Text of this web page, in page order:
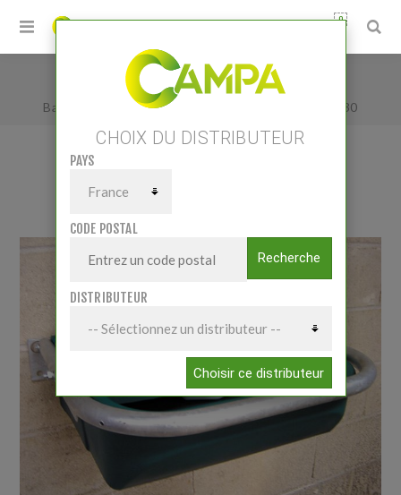
0
Accueil Matériels / Elevage
Bacs/Auges/Abreuvoirs Bac Monoplace Mod.WT30
BAC MONOPLACE MOD.WT30
CHOIX DU DISTRIBUTEUR
PAYS
CODE POSTAL
Recherche
DISTRIBUTEUR
Choisir ce distributeur